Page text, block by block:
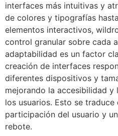
interfaces más intuitivas y
de colores y tipografías
elementos interactivos,
control granular sobre cada
adaptabilidad es un factor
creación de interfaces
diferentes dispositivos y
mejorando la accesibilidad
los usuarios. Esto se traduce
participación del usuario y
rebote.